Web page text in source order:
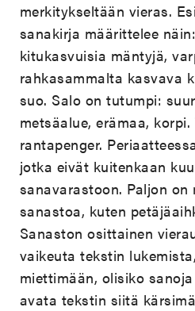
merkitykseltään vieras.
sanakirja määrittelee
kitukasvuisia mäntyjä,
rahkasammalta kasvava
suo. Salo on tutumpi:
metsäalue, erämaa,
rantapenger.
jotka eivät kuitenkaan
sanavarastoon. Paljon
sanastoa, kuten
Sanaston osittainen
vaikeuta tekstin
miettimään, olisiko
avata tekstin siitä